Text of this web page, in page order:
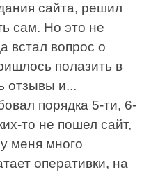
сайта, решил
сам. Но это не
встал вопрос о
полазить в
отзывы и...
порядка 5-ти, 6-
то не пошел сайт,
меня много
оперативки, на